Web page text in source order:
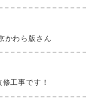
かわら版さん
工事です！